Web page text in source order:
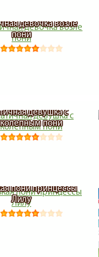
девочка возле
пони
девушка с
пони
пони принцессы
Лилу